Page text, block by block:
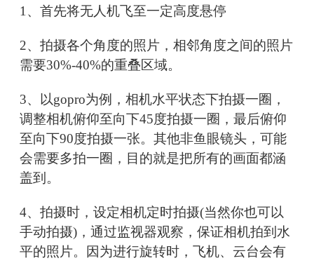
1、首先将无人机飞至一定高度悬停
2、拍摄各个角度的照片，相邻角度之间的照片
需要30%-40%的重叠区域。
3、以gopro为例，相机水平状态下拍摄一圈，
调整相机俯仰至向下45度拍摄一圈，最后俯仰
至向下90度拍摄一张。其他非鱼眼镜头，可能
会需要多拍一圈，目的就是把所有的画面都涵
盖到。
4、拍摄时，设定相机定时拍摄(当然你也可以
手动拍摄)，通过监视器观察，保证相机拍到水
平的照片。因为进行旋转时，飞机、云台会有